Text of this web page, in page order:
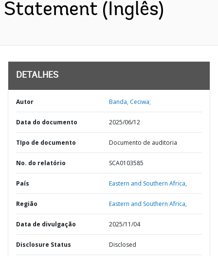
Statement (Inglês)
DETALHES
Autor Banda, Ceciwa;
Data do documento 2025/06/12
TIpo de documento Documento de auditoria
No. do relatório SCA0103585
País Eastern and Southern Africa,
Região Eastern and Southern Africa,
Data de divulgação 2025/11/04
Disclosure Status Disclosed